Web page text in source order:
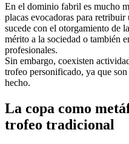
En el dominio fabril es mucho
placas evocadoras para
sucede con el otorgamiento de
mérito a la sociedad o también
profesionales.
Sin embargo, coexisten
trofeo personificado, ya que
hecho.
La copa como
trofeo tradicional